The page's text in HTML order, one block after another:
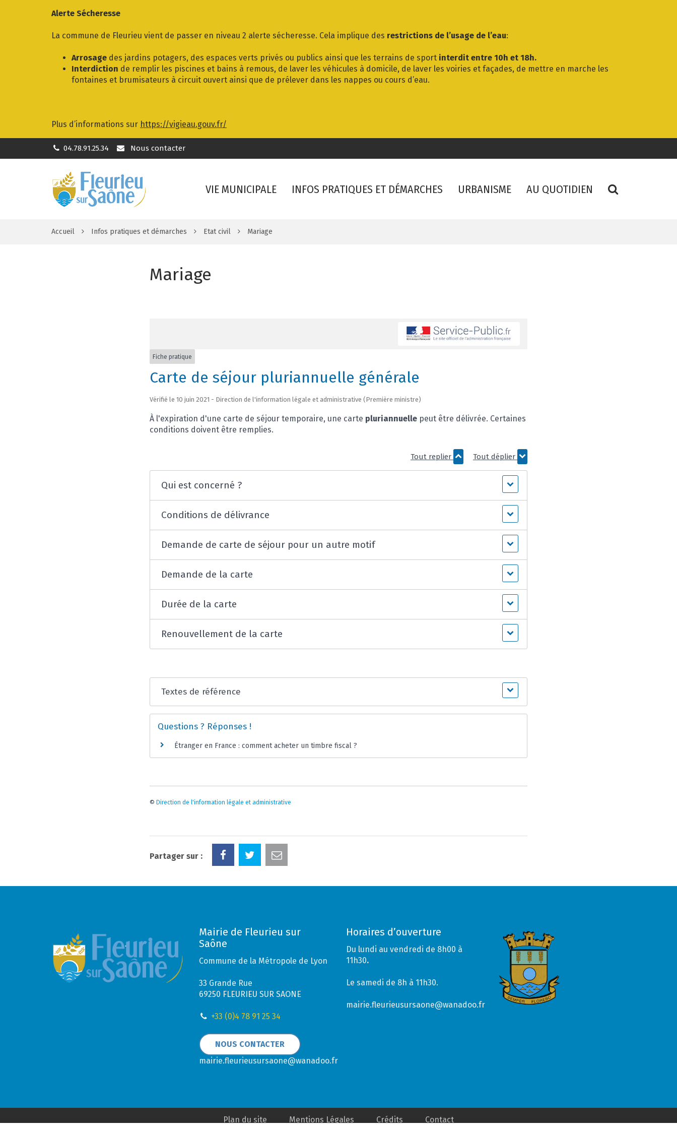
Alerte Sécheresse
La commune de Fleurieu vient de passer en niveau 2 alerte sécheresse. Cela implique des restrictions de l’usage de l’eau:
Arrosage des jardins potagers, des espaces verts privés ou publics ainsi que les terrains de sport interdit entre 10h et 18h.
Interdiction de remplir les piscines et bains à remous, de laver les véhicules à domicile, de laver les voiries et façades, de mettre en marche les
fontaines et brumisateurs à circuit ouvert ainsi que de prélever dans les nappes ou cours d’eau.
Plus d’informations sur https://vigieau.gouv.fr/
04.78.91.25.34 Nous contacter
VIE MUNICIPALE INFOS PRATIQUES ET DÉMARCHES URBANISME AU QUOTIDIEN
Accueil Infos pratiques et démarches Etat civil Mariage
Mariage
Fiche pratique
Carte de séjour pluriannuelle générale
Vérifié le 10 juin 2021 - Direction de l'information légale et administrative (Première ministre)
À l'expiration d'une carte de séjour temporaire, une carte pluriannuelle peut être délivrée. Certaines
conditions doivent être remplies.
Tout replier Tout déplier
Qui est concerné ?
Conditions de délivrance
Demande de carte de séjour pour un autre motif
Demande de la carte
Durée de la carte
Renouvellement de la carte
Textes de référence
Questions ? Réponses !
Étranger en France : comment acheter un timbre fiscal ?
© Direction de l'information légale et administrative
Partager sur :
Mairie de Fleurieu sur
Saône
Commune de la Métropole de Lyon
33 Grande Rue
69250 FLEURIEU SUR SAONE
+33 (0)4 78 91 25 34
NOUS CONTACTER
mairie.fleurieusursaone@wanadoo.fr
Horaires d’ouverture
Du lundi au vendredi de 8h00 à
11h30.
Le samedi de 8h à 11h30.
mairie.fleurieusursaone@wanadoo.fr
Plan du site Mentions Légales Crédits Contact